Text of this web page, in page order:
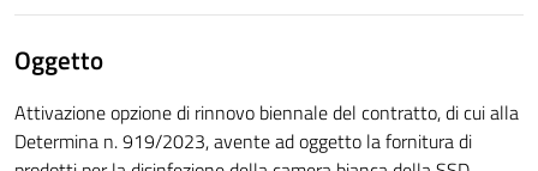
Oggetto
Attivazione opzione di rinnovo biennale del contratto, di cui alla
Determina n. 919/2023, avente ad oggetto la fornitura di